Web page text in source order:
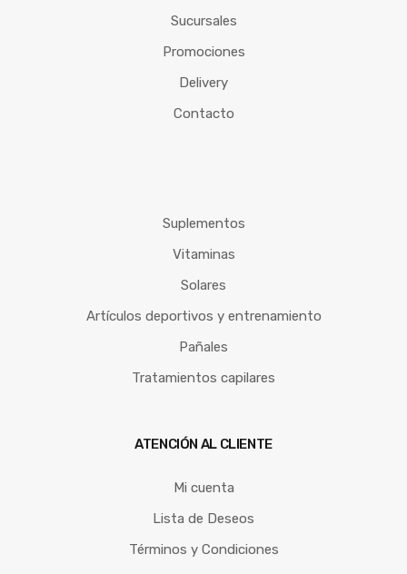
Sucursales
Promociones
Delivery
Contacto
Suplementos
Vitaminas
Solares
Artículos deportivos y entrenamiento
Pañales
Tratamientos capilares
ATENCIÓN AL CLIENTE
Mi cuenta
Lista de Deseos
Términos y Condiciones